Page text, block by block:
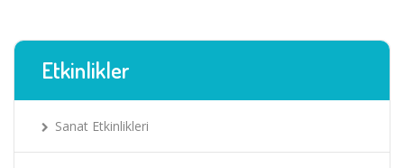
Etkinlikler
Sanat Etkinlikleri